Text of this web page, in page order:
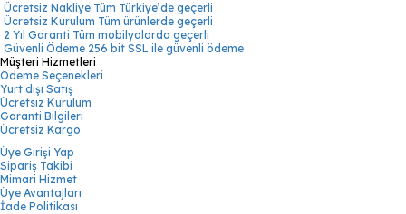
Ücretsiz Nakliye Tüm Türkiye’de geçerli
Ücretsiz Kurulum Tüm ürünlerde geçerli
2 Yıl Garanti Tüm mobilyalarda geçerli
Güvenli Ödeme 256 bit SSL ile güvenli ödeme
Müşteri Hizmetleri
Ödeme Seçenekleri
Yurt dışı Satış
Ücretsiz Kurulum
Garanti Bilgileri
Ücretsiz Kargo
Üye Girişi Yap
Sipariş Takibi
Mimari Hizmet
Üye Avantajları
İade Politikası